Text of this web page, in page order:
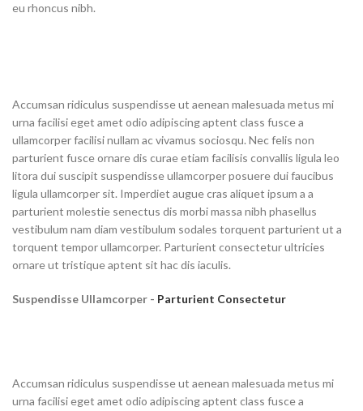
eu rhoncus nibh.
Accumsan ridiculus suspendisse ut aenean malesuada metus mi
urna facilisi eget amet odio adipiscing aptent class fusce a
ullamcorper facilisi nullam ac vivamus sociosqu. Nec felis non
parturient fusce ornare dis curae etiam facilisis convallis ligula leo
litora dui suscipit suspendisse ullamcorper posuere dui faucibus
ligula ullamcorper sit. Imperdiet augue cras aliquet ipsum a a
parturient molestie senectus dis morbi massa nibh phasellus
vestibulum nam diam vestibulum sodales torquent parturient ut a
torquent tempor ullamcorper. Parturient consectetur ultricies
ornare ut tristique aptent sit hac dis iaculis.
Suspendisse Ullamcorper - Parturient Consectetur
Accumsan ridiculus suspendisse ut aenean malesuada metus mi
urna facilisi eget amet odio adipiscing aptent class fusce a